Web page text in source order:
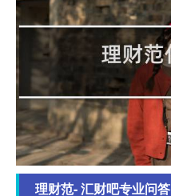
理财范- 汇财吧专业问答